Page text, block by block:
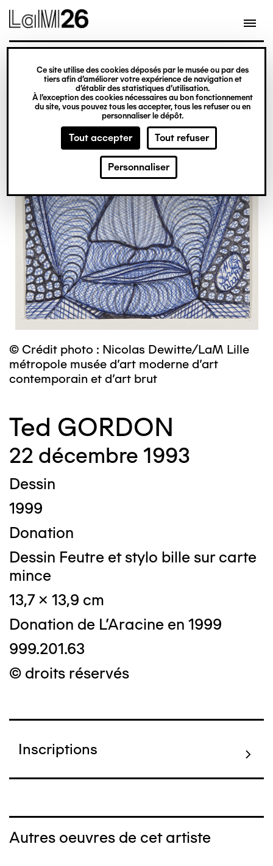
Gestion des cookies
Ce site utilise des cookies déposés par le musée ou par des
tiers afin d’améliorer votre expérience de navigation et
d’établir des statistiques d’utilisation.
À l’exception des cookies nécessaires au bon fonctionnement
du site, vous pouvez tous les accepter, tous les refuser ou en
personnaliser le dépôt.
Tout accepter Tout refuser
Personnaliser
contenu
© Crédit photo : Nicolas Dewitte/LaM Lille
métropole musée d’art moderne d’art
contemporain et d’art brut
Ted GORDON
22 décembre 1993
Dessin
1999
Donation
Dessin Feutre et stylo bille sur carte
mince
13,7 x 13,9 cm
Donation de L'Aracine en 1999
999.201.63
© droits réservés
Inscriptions
Autres oeuvres de cet artiste